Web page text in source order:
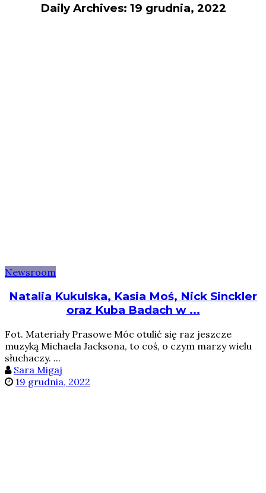
Daily Archives: 19 grudnia, 2022
Newsroom
Natalia Kukulska, Kasia Moś, Nick Sinckler
oraz Kuba Badach w ...
Fot. Materiały Prasowe Móc otulić się raz jeszcze
muzyką Michaela Jacksona, to coś, o czym marzy wielu
słuchaczy. ...
Sara Migaj
19 grudnia, 2022